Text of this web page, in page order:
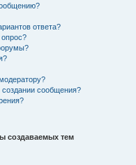
ответа?
опрос?
создании сообщения?
создаваемых тем